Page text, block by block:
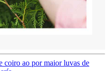
coiro ao por maior luvas de